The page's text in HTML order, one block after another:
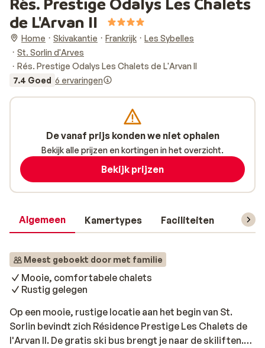
de L'Arvan II
Home Skivakantie Frankrijk
Les Sybelles
St. Sorlin d'Arves
Rés. Prestige Odalys Les Chalets de L'Arvan II
7.4 Goed 6 ervaringen
Algemeen Kamertypes Faciliteiten
Meest geboekt door met familie
Mooie, comfortabele chalets
Rustig gelegen
Op een mooie, rustige locatie aan het begin van St.
Sorlin bevindt zich Résidence Prestige Les Chalets de
l'Arvan II. De gratis ski bus brengt je naar de skiliften.
De vanaf prijs konden we niet ophalen
Bekijk alle prijzen en kortingen in het overzicht.
Bekijk prijzen